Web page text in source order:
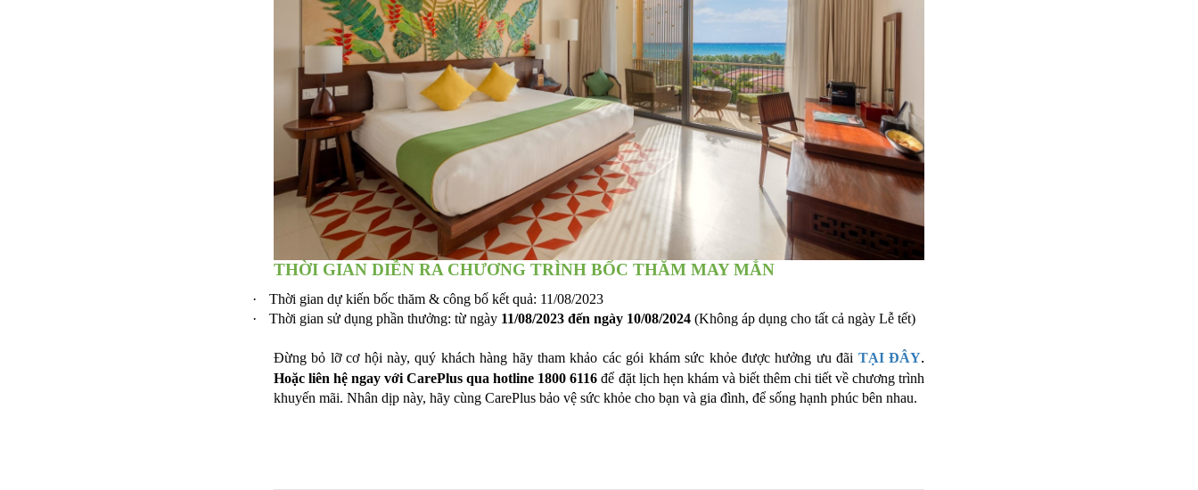
THỜI GIAN DIỄN RA CHƯƠNG TRÌNH BỐC THĂM MAY MẮN
·
Thời gian dự kiến bốc thăm & công bố kết quả: 11/08/2023
·
Thời gian sử dụng phần thưởng: từ ngày 11/08/2023 đến ngày 10/08/2024 (Không áp dụng cho tất cả ngày Lễ tết)
Đừng bỏ lỡ cơ hội này, quý khách hàng hãy tham khảo các gói khám sức khỏe được hưởng ưu đãi TẠI ĐÂY.
Hoặc liên hệ ngay với CarePlus qua hotline 1800 6116để đặt lịch hẹn khám và biết thêm chi tiết về chương trình
khuyến mãi. Nhân dịp này, hãy cùng CarePlus bảo vệ sức khỏe cho bạn và gia đình, để sống hạnh phúc bên nhau.